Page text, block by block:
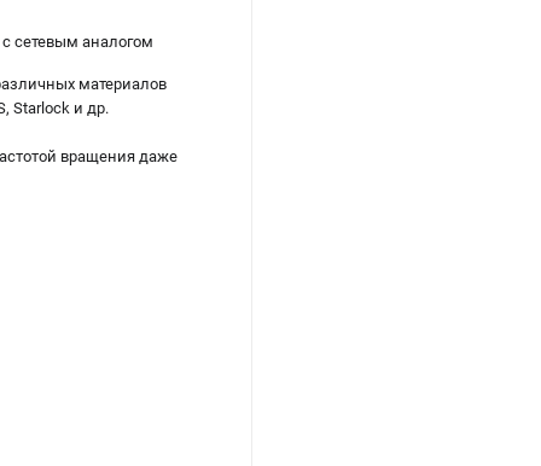
сетевым аналогом
материалов
Starlock и др.
вращения даже